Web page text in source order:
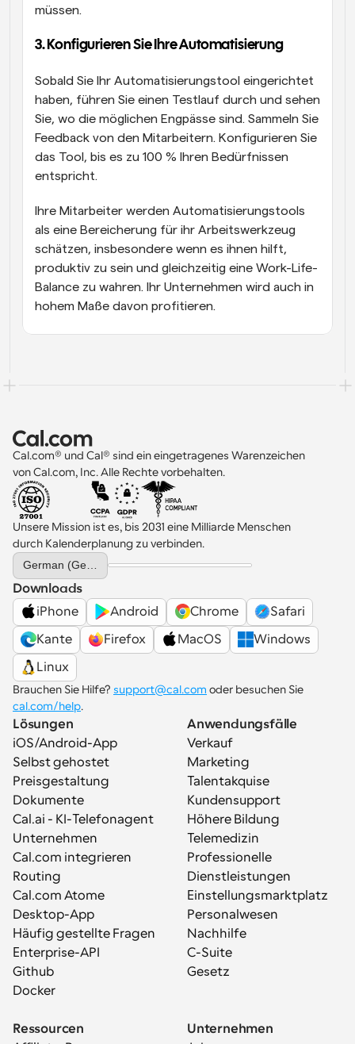
müssen.
3. Konfigurieren Sie Ihre Automatisierung
Sobald Sie Ihr Automatisierungstool eingerichtet
haben, führen Sie einen Testlauf durch und sehen
Sie, wo die möglichen Engpässe sind. Sammeln Sie
Feedback von den Mitarbeitern. Konfigurieren Sie
das Tool, bis es zu 100 % Ihren Bedürfnissen
entspricht.
Ihre Mitarbeiter werden Automatisierungstools
als eine Bereicherung für ihr Arbeitswerkzeug
schätzen, insbesondere wenn es ihnen hilft,
produktiv zu sein und gleichzeitig eine Work-Life-
Balance zu wahren. Ihr Unternehmen wird auch in
hohem Maße davon profitieren.
Cal.com® und Cal® sind ein eingetragenes Warenzeichen
von Cal.com, Inc. Alle Rechte vorbehalten.
Unsere Mission ist es, bis 2031 eine Milliarde Menschen
durch Kalenderplanung zu verbinden.
Select Language
German (Germany)
Downloads
iPhone
Android Chrome
Safari
Kante
Firefox MacOS
Windows
Linux
Brauchen Sie Hilfe? support@cal.com
cal.com/help.
Lösungen
iOS/Android-App
Selbst gehostet
Preisgestaltung
Dokumente
Cal.ai - KI-Telefonagent
Unternehmen
Cal.com integrieren
Routing
Cal.com Atome
Desktop-App
Häufig gestellte Fragen
Enterprise-API
Github
Docker
Anwendungsfälle
Verkauf
Marketing
Talentakquise
Kundensupport
Höhere Bildung
Telemedizin
Professionelle
Dienstleistungen
Einstellungsmarktplatz
Personalwesen
Nachhilfe
C-Suite
Gesetz
Ressourcen
Unternehmen